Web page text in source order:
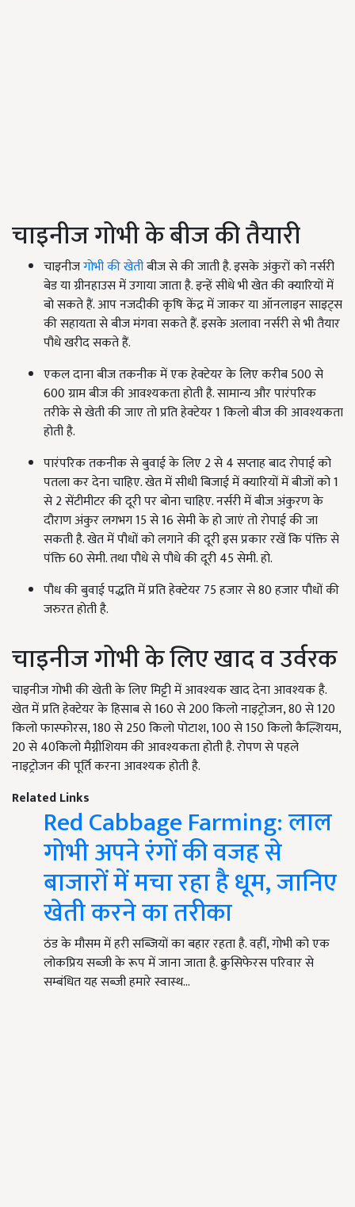
चाइनीज गोभी के बीज की तैयारी
चाइनीजगोभी की खेतीबीज से की जाती है. इसके अंकुरों को नर्सरी
बेड या ग्रीनहाउस में उगाया जाता है. इन्हें सीधे भी खेत की क्यारियों में
बो सकते हैं. आप नजदीकी कृषि केंद्र में जाकर या ऑनलाइन साइट्स
की सहायता से बीज मंगवा सकते हैं. इसके अलावा नर्सरी से भी तैयार
पौधे खरीद सकते हैं.
एकल दाना बीज तकनीक में एक हेक्टेयर के लिए करीब 500 से
600 ग्राम बीज की आवश्यकता होती है. सामान्य और पारंपरिक
तरीके से खेती की जाए तो प्रति हेक्टेयर 1 किलो बीज की आवश्यकता
होती है.
पारंपरिक तकनीक से बुवाई के लिए 2 से 4 सप्ताह बाद रोपाई को
पतला कर देना चाहिए. खेत में सीधी बिजाई में क्यारियों में बीजों को 1
से 2 सेंटीमीटर की दूरी पर बोना चाहिए. नर्सरी में बीज अंकुरण के
दौराण अंकुर लगभग 15 से 16 सेमी के हो जाएं तो रोपाई की जा
सकती है. खेत में पौधों को लगाने की दूरी इस प्रकार रखें कि पंक्ति से
पंक्ति 60 सेमी. तथा पौधे से पौधे की दूरी 45 सेमी. हो.
पौध की बुवाई पद्धति में प्रति हेक्टेयर 75 हजार से 80 हजार पौधों की
जरुरत होती है.
चाइनीज गोभी के लिए खाद व उर्वरक
चाइनीज गोभी की खेती के लिए मिट्टी में आवश्यक खाद देना आवश्यक है.
खेत में प्रति हेक्टेयर के हिसाब से 160 से 200 किलो नाइट्रोजन, 80 से 120
किलो फास्फोरस, 180 से 250 किलो पोटाश, 100 से 150 किलो कैल्शियम,
20 से 40किलो मैग्नीशियम की आवश्यकता होती है. रोपण से पहले
नाइट्रोजन की पूर्ति करना आवश्यक होती है.
Related Links
Red Cabbage Farming: लाल
गोभी अपने रंगों की वजह से
बाजारों में मचा रहा है धूम, जानिए
खेती करने का तरीका
ठंड के मौसम में हरी सब्जियों का बहार रहता है. वहीं, गोभी को एक
लोकप्रिय सब्जी के रूप में जाना जाता है. क्रुसिफेरस परिवार से
सम्बंधित यह सब्जी हमारे स्वास्थ…